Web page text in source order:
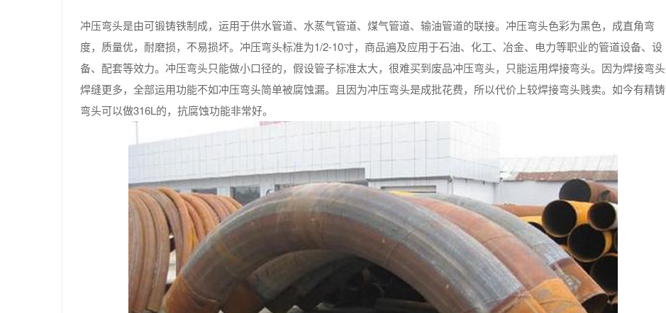
冲压弯头是由可锻铸铁制成，运用于供水管道、水蒸气管道、煤气管道、输油管道的联接。冲压弯头色彩为黑色，成直角弯
度，质量优，耐磨损，不易损坏。冲压弯头标准为1/2-10寸，商品遍及应用于石油、化工、冶金、电力等职业的管道设备、设
备、配套等效力。冲压弯头只能做小口径的，假设管子标准太大，很难买到废品冲压弯头，只能运用焊接弯头。因为焊接弯头
焊缝更多，全部运用功能不如冲压弯头简单被腐蚀漏。且因为冲压弯头是成批花费，所以代价上较焊接弯头贱卖。如今有精铸
弯头可以做316L的，抗腐蚀功能非常好。